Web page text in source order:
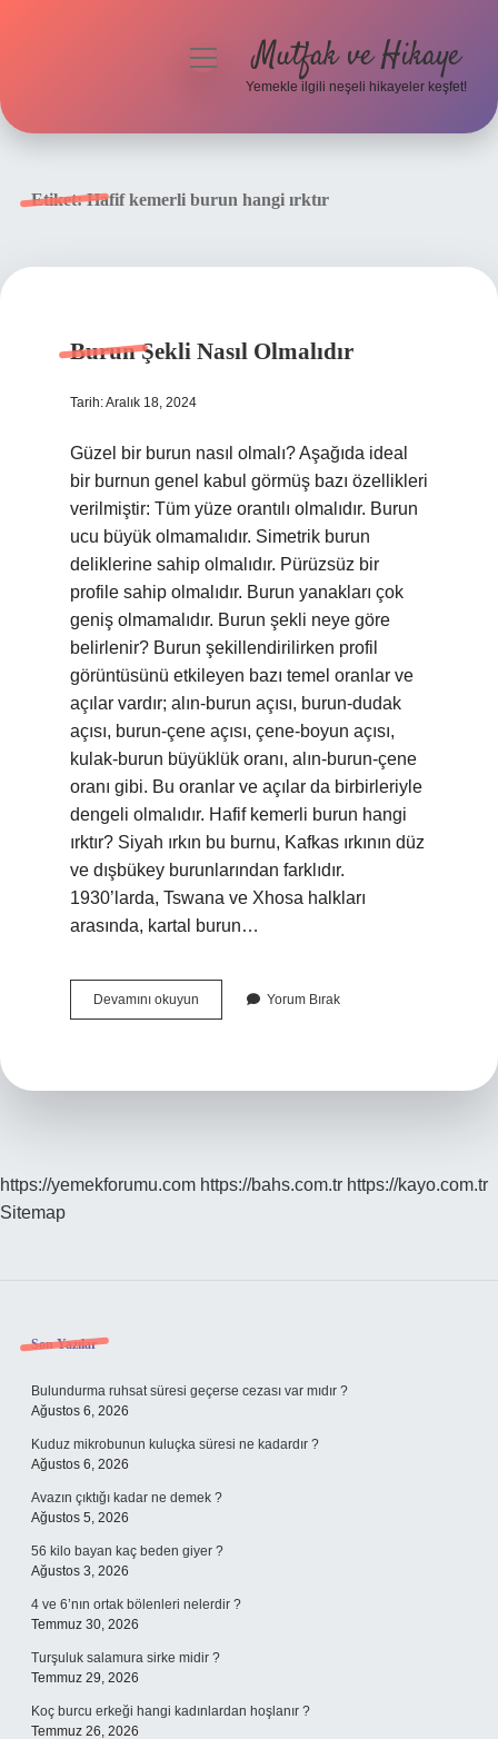
menüyüMutfak ve Hikaye
Yemekle ilgili neşeli hikayeler keşfet!
Etiket:Hafif kemerli burun hangi ırktır
Burun Şekli Nasıl Olmalıdır
Tarih: Aralık 18, 2024
Güzel bir burun nasıl olmalı? Aşağıda ideal
bir burnun genel kabul görmüş bazı özellikleri
verilmiştir: Tüm yüze orantılı olmalıdır. Burun
ucu büyük olmamalıdır. Simetrik burun
deliklerine sahip olmalıdır. Pürüzsüz bir
profile sahip olmalıdır. Burun yanakları çok
geniş olmamalıdır. Burun şekli neye göre
belirlenir? Burun şekillendirilirken profil
görüntüsünü etkileyen bazı temel oranlar ve
açılar vardır; alın-burun açısı, burun-dudak
açısı, burun-çene açısı, çene-boyun açısı,
kulak-burun büyüklük oranı, alın-burun-çene
oranı gibi. Bu oranlar ve açılar da birbirleriyle
dengeli olmalıdır. Hafif kemerli burun hangi
ırktır? Siyah ırkın bu burnu, Kafkas ırkının düz
ve dışbükey burunlarından farklıdır.
1930’larda, Tswana ve Xhosa halkları
arasında, kartal burun…
Devamını okuyun
Şekli
Yorum Bırak
https://yemekforumu.com https://bahs.com.tr https://kayo.com.tr
Sitemap
Sidebar
Son Yazılar
Bulundurma ruhsat süresi geçerse cezası var mıdır ?
Ağustos 6, 2026
Kuduz mikrobunun kuluçka süresi ne kadardır ?
Ağustos 6, 2026
Avazın çıktığı kadar ne demek ?
Ağustos 5, 2026
56 kilo bayan kaç beden giyer ?
Ağustos 3, 2026
4 ve 6’nın ortak bölenleri nelerdir ?
Temmuz 30, 2026
Turşuluk salamura sirke midir ?
Temmuz 29, 2026
Koç burcu erkeği hangi kadınlardan hoşlanır ?
Temmuz 26, 2026